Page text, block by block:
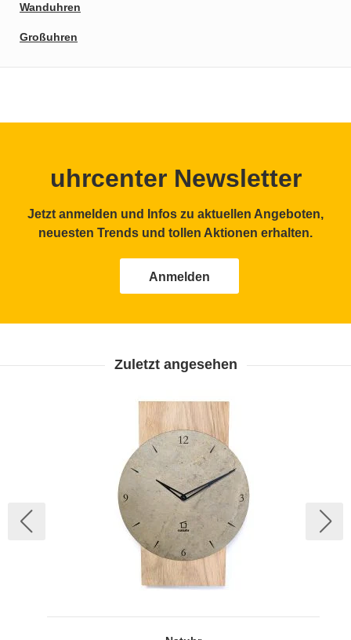
Wanduhren
Großuhren
uhrcenter Newsletter
Jetzt anmelden und Infos zu aktuellen Angeboten,
neuesten Trends und tollen Aktionen erhalten.
Anmelden
Zuletzt angesehen